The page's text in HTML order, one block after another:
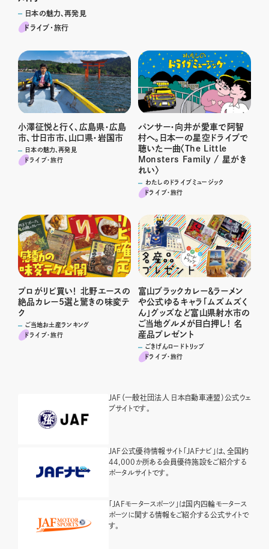
日本の魅力、再発見
ドライブ･旅行
小澤征悦と行く、広島県・広島
市、廿日市市、山口県・岩国市
日本の魅力、再発見
ドライブ･旅行
パンサー・向井が愛車で阿智
村へ。日本一の星空ドライブで
聴いた一曲〈The Little
Monsters Family / 星がき
れい〉
わたしのドライブミュージック
ドライブ･旅行
プロがリピ買い！ 北野エースの
絶品カレー5選と驚きの味変テ
ク
ご当地お土産ランキング
ドライブ･旅行
富山ブラックカレー＆ラーメン
や公式ゆるキャラ「ムズムズく
ん」グッズなど富山県射水市の
ご当地グルメが目白押し！ 名
産品プレゼント
ごきげんロードトリップ
ドライブ･旅行
JAF（一般社団法人 日本自動車連盟）公式ウェ
ブサイトです。
JAF公式優待情報サイト「JAFナビ」は、全国約
44,000か所ある会員優待施設をご紹介する
ポータルサイトです。
「JAFモータースポーツ」は国内四輪モータース
ポーツに関する情報をご紹介する公式サイトで
す。